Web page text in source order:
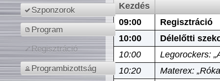
Szponzorok
Program
Regisztráció
Programbizottság
Kezdés
09:00
Regisztráció
10:00
Délelőtti
10:00
Legorockers:
10:20
Materex: